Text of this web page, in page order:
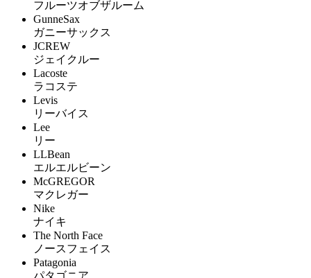
フルーツオブザルーム
GunneSax
ガニーサックス
JCREW
ジェイクルー
Lacoste
ラコステ
Levis
リーバイス
Lee
リー
LLBean
エルエルビーン
McGREGOR
マクレガー
Nike
ナイキ
The North Face
ノースフェイス
Patagonia